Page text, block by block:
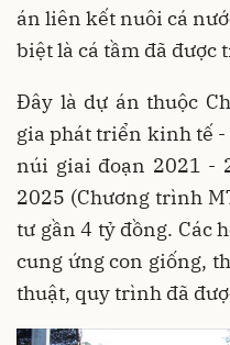
án liên kết nuôi cá
biệt là cá tầm đã
Đây là dự án thuộc
gia phát triển kinh tế -
núi giai đoạn 2021 -
2025 (Chương trình
tư gần 4 tỷ đồng. Các
cung ứng con giống,
thuật, quy trình đã